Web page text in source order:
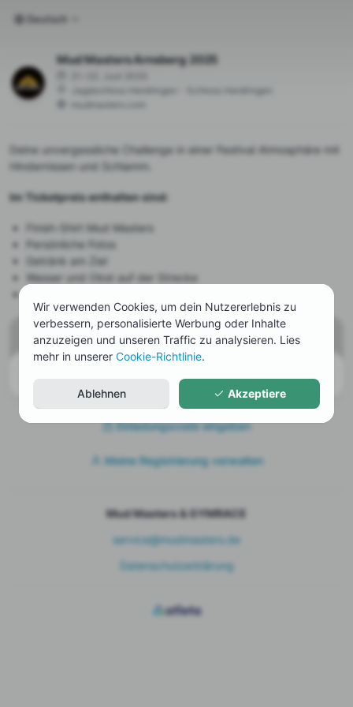
Deutsch
Wir verwenden Cookies, um dein Nutzererlebnis zu
verbessern, personalisierte Werbung oder Inhalte
anzuzeigen und unseren Traffic zu analysieren. Lies
mehr in unserer Cookie-Richtlinie.
Ablehnen Akzeptiere
Mud Masters Arnsberg 2025
Deine unvergessliche Challenge in einer Festival Atmosphäre mit
Hindernissen und Schlamm.
Im Ticketpreis enthalten sind:
Finish-Shirt Mud Masters
Persönliche Fotos
Getränk am Ziel
Wasser und Obst auf der Strecke
Tickets
Einladungscode eingeben
Meine Registrierung verwalten
Mud Masters & GYMRACE
service@mudmasters.de
Datenschutzerklärung